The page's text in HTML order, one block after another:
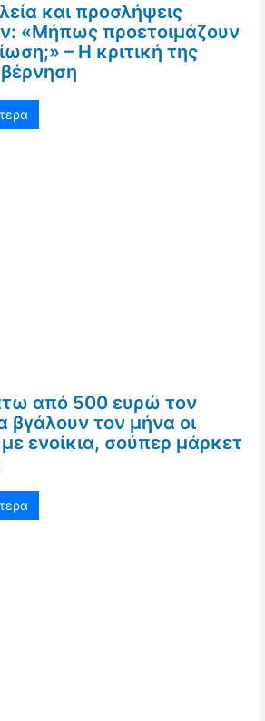
και προσλήψεις
«Μήπως προετοιμάζουν
– Η κριτική της
από 500 ευρώ τον
βγάλουν τον μήνα οι
ενοίκια, σούπερ μάρκετ